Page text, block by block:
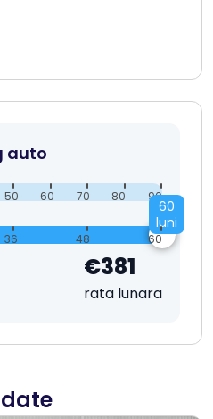
auto
50 60 70 80 90
60
luni
36 48 60
€381
rata lunara